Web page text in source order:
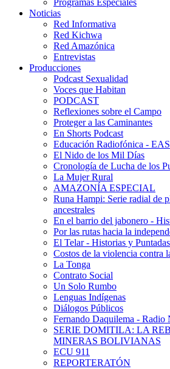
Programas Especiales
Noticias
Red Informativa
Red Kichwa
Red Amazónica
Entrevistas
Producciones
Podcast Sexualidad
Voces que Habitan
PODCAST
Reflexiones sobre el Campo
Proteger a las Caminantes
En Shorts Podcast
Educación Radiofónica - EAS
El Nido de los Mil Días
Cronología de Lucha de los
La Mujer Rural
AMAZONÍA ESPECIAL
Runa Hampi: Serie radial de
ancestrales
En el barrio del jabonero -
Por las rutas hacia la
El Telar - Historias y
Costos de la violencia contra
La Tonga
Contrato Social
Un Solo Rumbo
Lenguas Indígenas
Diálogos Públicos
Fernando Daquilema - Radio
SERIE DOMITILA: LA
MINERAS BOLIVIANAS
ECU 911
REPORTERATÓN